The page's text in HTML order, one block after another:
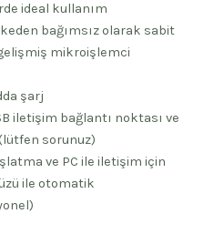
ideal kullanım
bağımsız olarak sabit
mikroişlemci
şarj
iletişim bağlantı noktası ve
(lütfen sorunuz)
ve PC ile iletişim için
ile otomatik